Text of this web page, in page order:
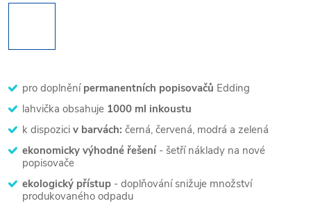
pro doplnění permanentních popisovačů Edding
lahvička obsahuje 1000 ml inkoustu
k dispozici v barvách: černá, červená, modrá a zelená
ekonomicky výhodné řešení - šetří náklady na nové
popisovače
ekologický přístup - doplňování snižuje množství
produkovaného odpadu